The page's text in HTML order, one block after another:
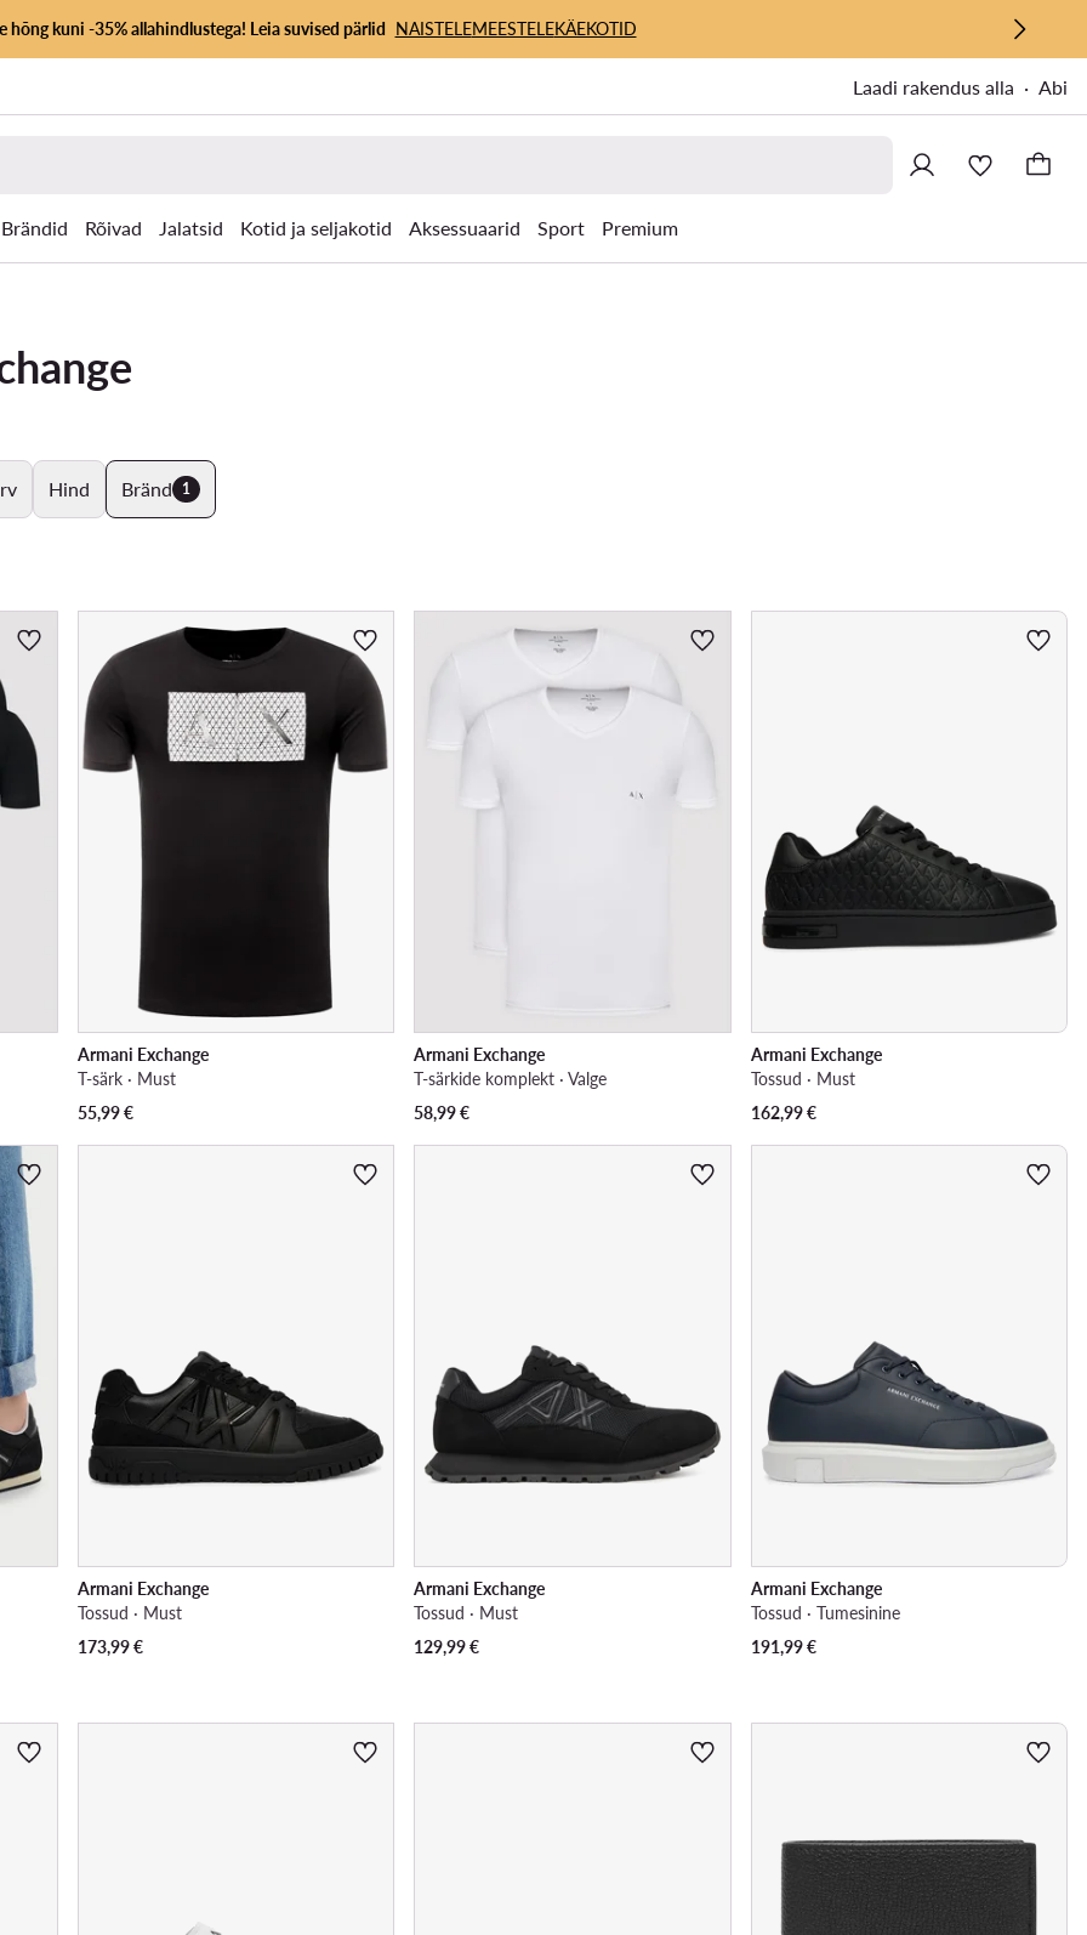
hõng kuni -35% allahindlustega! Leia suvised pärlid NAISTELEMEESTELEKÄEKOTID
Laadi rakendus alla Abi
Brändid Rõivad Jalatsid Kotid ja seljakotid Aksessuaarid Sport Premium
Hind Bränd 1
Armani Exchange
T-särk · Must
55,99€
Armani Exchange
T-särkide komplekt · Valge
58,99€
Armani Exchange
Tossud · Must
162,99€
Armani Exchange
Tossud · Must
173,99€
Armani Exchange
Tossud · Must
129,99€
Armani Exchange
Tossud · Tumesinine
191,99€